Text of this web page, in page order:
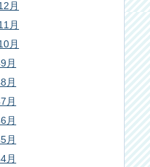
月
月
月
月
月
月
月
月
月